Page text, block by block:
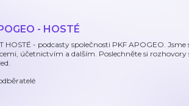
- HOSTÉ
HOSTÉ - podcasty společnosti PKF APOGEO.
účetnictvím a dalším. Poslechněte si